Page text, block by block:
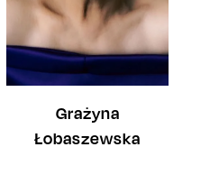
Grażyna
Łobaszewska